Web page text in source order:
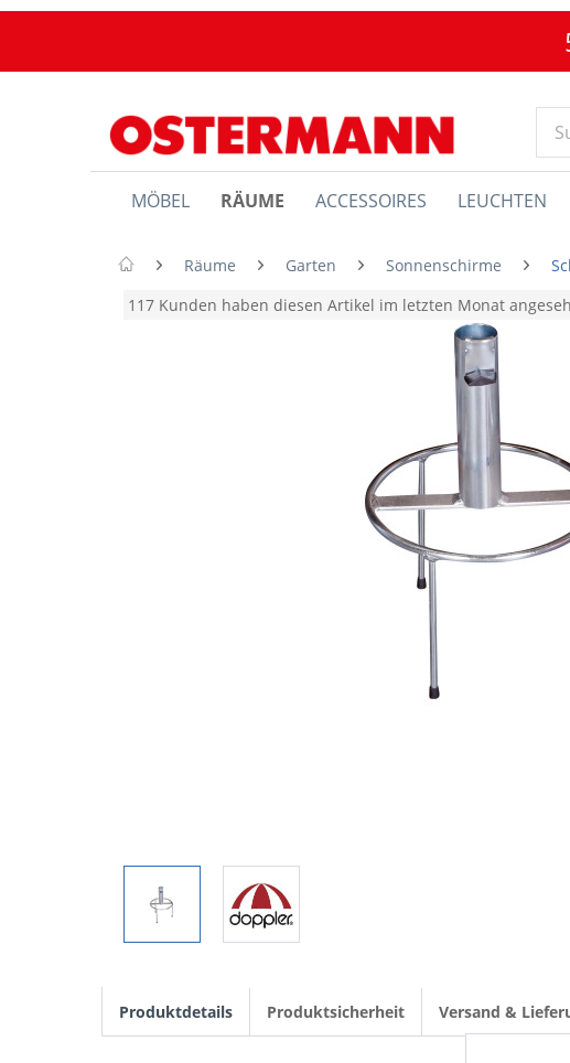
MÖBEL RÄUME ACCESSOIRES LEUCHTEN
Räume Garten Sonnenschirme
117 Kunden haben diesen Artikel im letzten Monat
Produktdetails Produktsicherheit Versand &